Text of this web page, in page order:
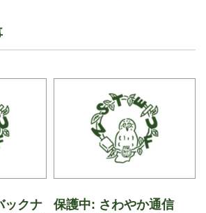
クナ
保護中: さわやか通信